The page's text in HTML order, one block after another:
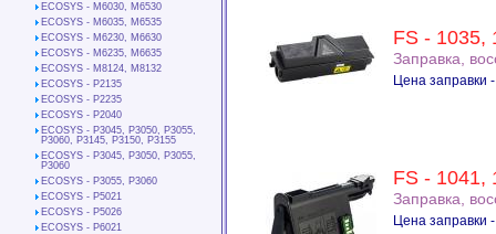
ECOSYS - М6030, М6530
ECOSYS - М6035, M6535
ECOSYS - М6230, M6630
ECOSYS - М6235, M6635
ECOSYS - М8124, M8132
ECOSYS - P2135
ECOSYS - P2235
ECOSYS - P2040
ECOSYS - P3045, P3050, P3055,
P3060, P3145, P3150, P3155
ECOSYS - P3045, P3050, P3055,
P3060
ECOSYS - P3055, P3060
ECOSYS - P5021
ECOSYS - P5026
ECOSYS - P6021
FS - 1035,
Заправка,
Цена заправки
FS - 1041,
Заправка,
Цена заправки